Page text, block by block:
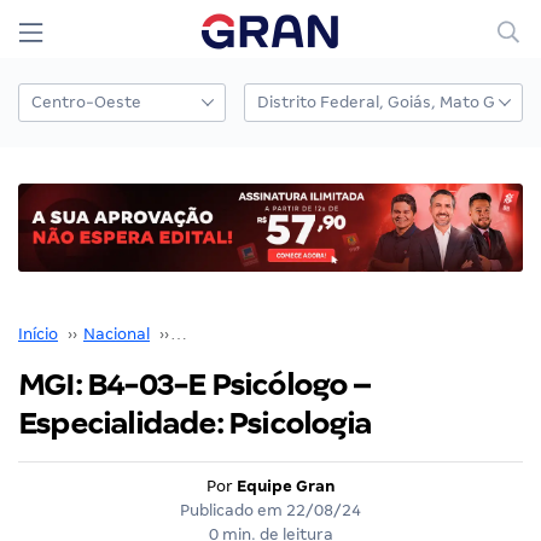
Início ›› Nacional ››
MGI: B4-03-E Psicólogo –
Especialidade: Psicologia
Por Equipe Gran
Publicado em 22/08/24
0 min. de leitura